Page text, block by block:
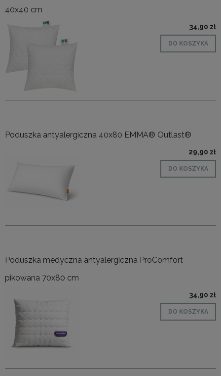
40x40 cm
34,90 zł
DO KOSZYKA
Poduszka antyalergiczna 40x80 EMMA® Outlast®
29,90 zł
DO KOSZYKA
Poduszka medyczna antyalergiczna ProComfort
pikowana 70x80 cm
34,90 zł
DO KOSZYKA